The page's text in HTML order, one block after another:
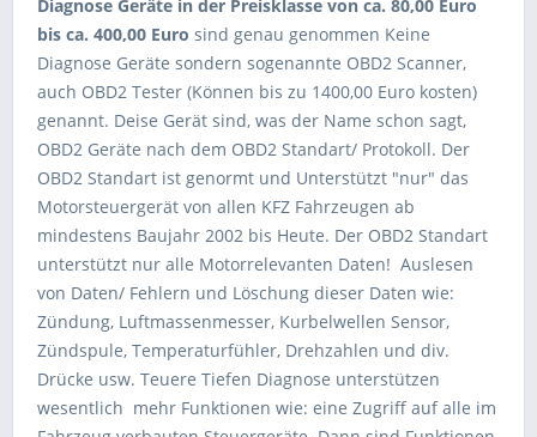
Diagnose Geräte in der Preisklasse von ca. 80,00 Euro
bis ca. 400,00 Euro sind genau genommen Keine
Diagnose Geräte sondern sogenannte OBD2 Scanner,
auch OBD2 Tester (Können bis zu 1400,00 Euro kosten)
genannt. Deise Gerät sind, was der Name schon sagt,
OBD2 Geräte nach dem OBD2 Standart/ Protokoll. Der
OBD2 Standart ist genormt und Unterstützt "nur" das
Motorsteuergerät von allen KFZ Fahrzeugen ab
mindestens Baujahr 2002 bis Heute. Der OBD2 Standart
unterstützt nur alle Motorrelevanten Daten! Auslesen
von Daten/ Fehlern und Löschung dieser Daten wie:
Zündung, Luftmassenmesser, Kurbelwellen Sensor,
Zündspule, Temperaturfühler, Drehzahlen und div.
Drücke usw. Teuere Tiefen Diagnose unterstützen
wesentlich mehr Funktionen wie: eine Zugriff auf alle im